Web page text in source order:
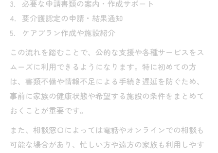
必要な申請書類の案内・作成サポート
要介護認定の申請・結果通知
ケアプラン作成や施設紹介
この流れを踏むことで、公的な支援や各種サービスをス
ムーズに利用できるようになります。特に初めての方
は、書類不備や情報不足による手続き遅延を防ぐため、
事前に家族の健康状態や希望する施設の条件をまとめて
おくことが重要です。
また、相談窓口によっては電話やオンラインでの相談も
可能な場合があり、忙しい方や遠方の家族も利用しやす